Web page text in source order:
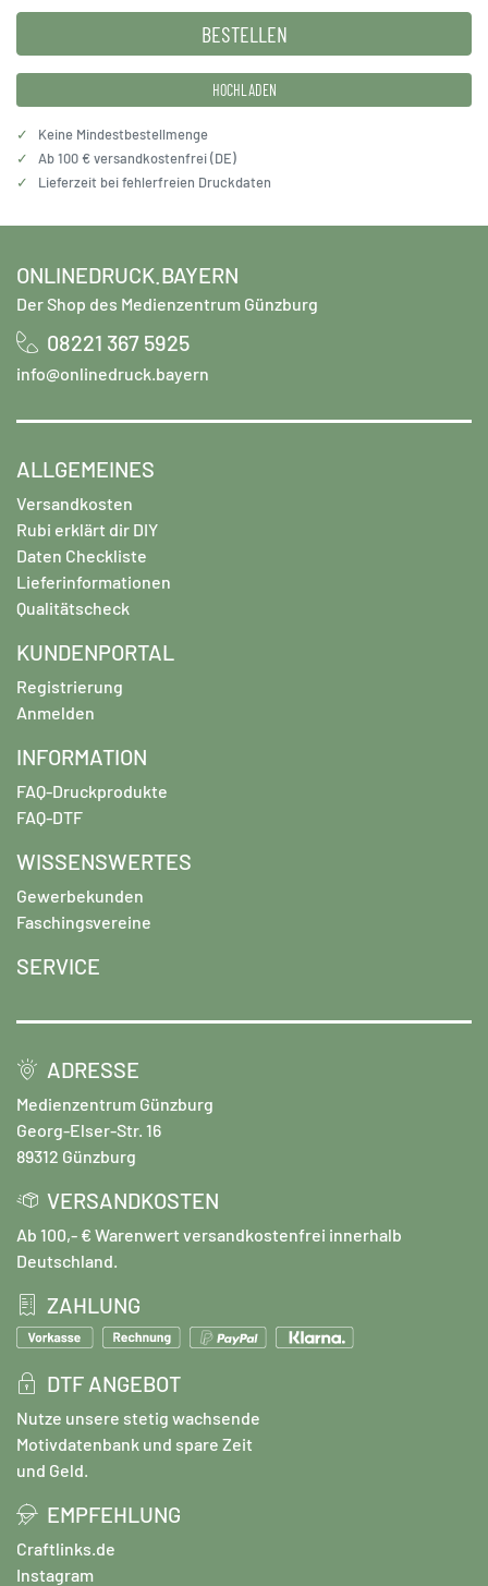
HOCHLADEN
✓
Keine Mindestbestellmenge
✓
Ab 100 € versandkostenfrei (DE)
✓
Lieferzeit bei fehlerfreien Druckdaten
ONLINEDRUCK.BAYERN
Der Shop des Medienzentrum Günzburg
08221 367 5925
info@onlinedruck.bayern
ALLGEMEINES
Versandkosten
Rubi erklärt dir DIY
Daten Checkliste
Lieferinformationen
Qualitätscheck
KUNDENPORTAL
Registrierung
Anmelden
INFORMATION
FAQ-Druckprodukte
FAQ-DTF
WISSENSWERTES
Gewerbekunden
Faschingsvereine
SERVICE
ADRESSE
Medienzentrum Günzburg
Georg-Elser-Str. 16
89312 Günzburg
VERSANDKOSTEN
Ab 100,- € Warenwert versandkostenfrei innerhalb
Deutschland.
ZAHLUNG
DTF ANGEBOT
Nutze unsere stetig wachsende
Motivdatenbank und spare Zeit
und Geld.
EMPFEHLUNG
Craftlinks.de
Instagram